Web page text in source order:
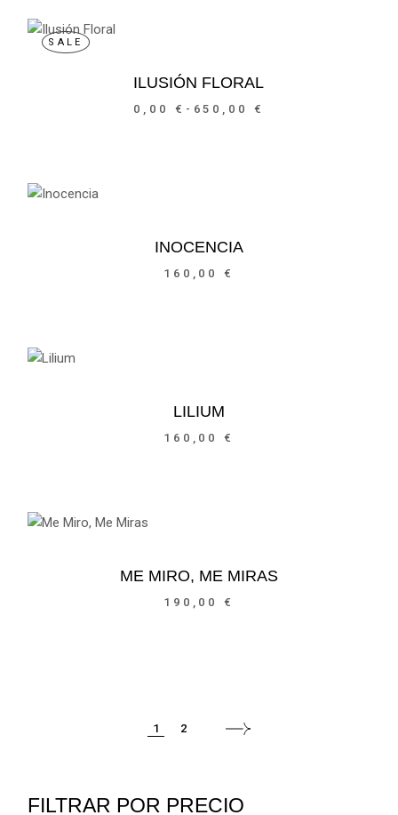
SALE
ILUSIÓN FLORAL
0,00 € - 650,00 €
Rango
INOCENCIA
160,00 €
LILIUM
160,00 €
ME MIRO, ME MIRAS
190,00 €
1 2
FILTRAR POR PRECIO